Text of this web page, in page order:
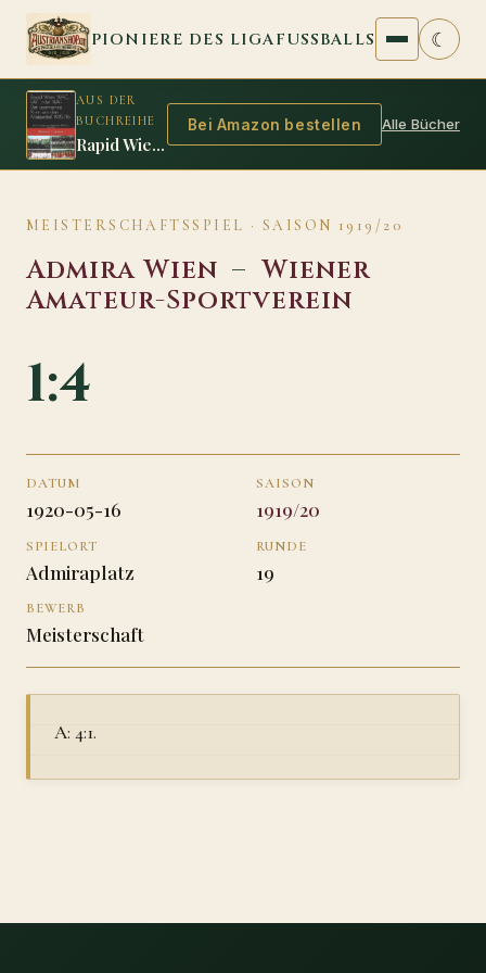
Zum Inhalt springen
PIONIERE DES LIGAFUSSBALLS ☾
AUS DER
BUCHREIHE
Rapid Wien, WAC, FAC oder WAF: Der spannende Krimi um den Meistertitel 1915/16
Bei Amazon bestellen Alle Bücher
MEISTERSCHAFTSSPIEL · SAISON 1919/20
Admira Wien –Wiener
Amateur-Sportverein
1:4
DATUM
1920-05-16
SAISON
1919/20
SPIELORT
Admiraplatz
RUNDE
19
BEWERB
Meisterschaft
A: 4:1.